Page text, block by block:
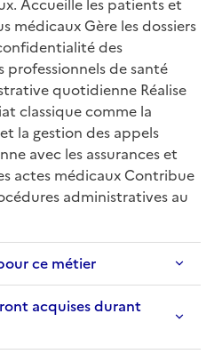
médicaux Gère les dossiers
des
professionnels de santé
quotidienne Réalise
classique comme la
la gestion des appels
avec les assurances et
actes médicaux Contribue
administratives au
ce métier
acquises durant